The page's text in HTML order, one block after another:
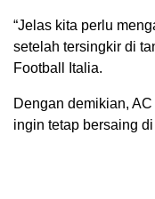
“Jelas kita perlu
setelah tersingkir di
Football Italia.
Dengan demikian,
ingin tetap bersaing